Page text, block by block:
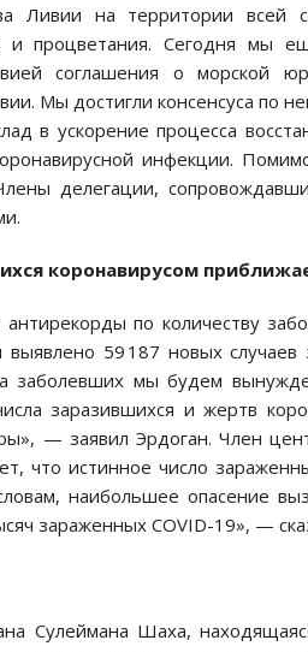
Ливии на территории
и процветания. Сегодня мы
соглашения о морской
Мы достигли консенсуса по
в ускорение процесса
инфекции.
делегации,
коронавирусом
по количеству
59 187 новых случаев
заболевших мы будем
заразившихся и жертв
— заявил Эрдоган. Член
что истинное число
наибольшее опасение
зараженных COVID-19», —
Сулеймана Шаха,